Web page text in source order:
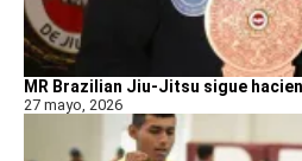
MR Brazilian Jiu-Jitsu sigue
27 mayo, 2026